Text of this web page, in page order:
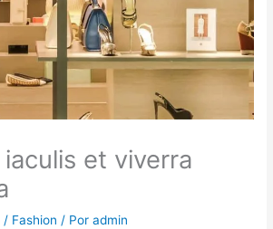
et viverra
/ Fashion / Poradmin